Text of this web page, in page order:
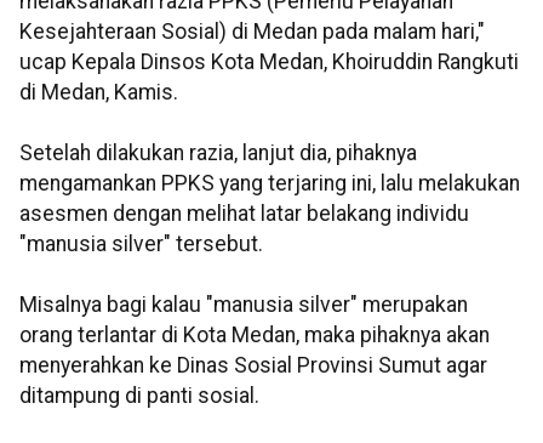
Kesejahteraan Sosial) di Medan pada malam hari,"
ucap Kepala Dinsos Kota Medan, Khoiruddin Rangkuti
di Medan, Kamis.
Setelah dilakukan razia, lanjut dia, pihaknya
mengamankan PPKS yang terjaring ini, lalu melakukan
asesmen dengan melihat latar belakang individu
"manusia silver" tersebut.
Misalnya bagi kalau "manusia silver" merupakan
orang terlantar di Kota Medan, maka pihaknya akan
menyerahkan ke Dinas Sosial Provinsi Sumut agar
ditampung di panti sosial.